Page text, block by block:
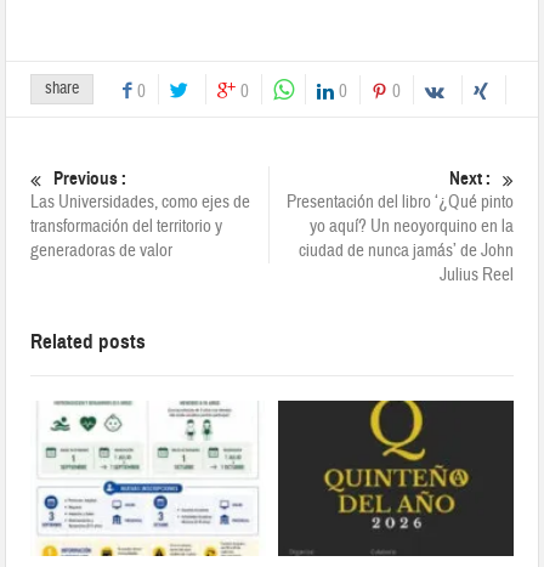
share 0 0 0 0
Previous :
Las Universidades, como ejes de
transformación del territorio y
generadoras de valor
Next :
Presentación del libro ‘¿Qué pinto
yo aquí? Un neoyorquino en la
ciudad de nunca jamás’ de John
Julius Reel
Related posts